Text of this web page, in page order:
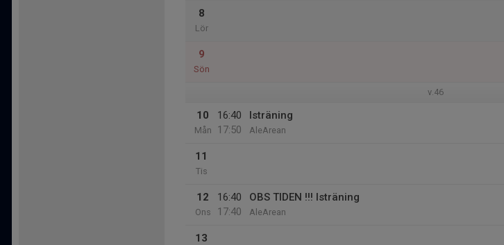
8
Lör
9
Sön
v.46
10
Mån
16:40
17:50
Isträning
AleArean
11
Tis
12
Ons
16:40
17:40
OBS TIDEN !!! Isträning
AleArean
13